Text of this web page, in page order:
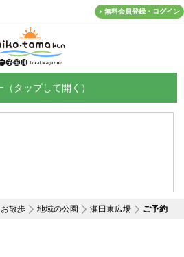
無料会員登録・ログイン
お散歩 地域の公園 瀬田東広場 ご予約
メニュー